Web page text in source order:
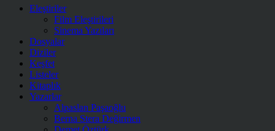
Eleştiriler
Film Eleştirileri
Sinema Yazıları
Dosyalar
Diziler
Keşfet
Listeler
Kitaplık
Yazarlar
Alpaslan Paşaoğlu
Berna Stera Değirmen